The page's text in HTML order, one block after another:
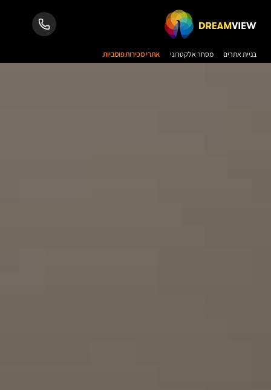
בניית אתרים מסחר אלקטרוני אתרי מכירות פומביות